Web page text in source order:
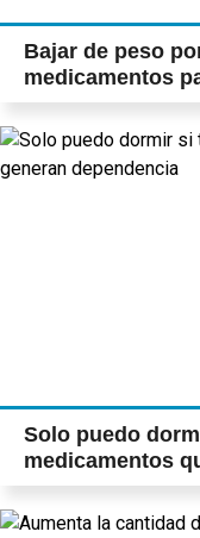
Bajar de peso
medicamentos
Solo puedo
medicamentos